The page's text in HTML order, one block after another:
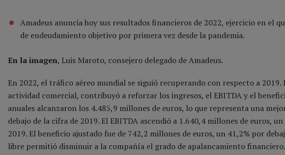
Amadeus anuncia hoy sus resultados financieros de 2022, ejercicio en el
de endeudamiento objetivo por primera vez desde la pandemia.
En la imagen, Luis Maroto, consejero delegado de Amadeus.
En 2022, el tráfico aéreo mundial se siguió recuperando con respecto a
actividad comercial, contribuyó a reforzar los ingresos, el EBITDA y el
anuales alcanzaron los 4.485,9 millones de euros, lo que representa una
debajo de la cifra de 2019. El EBITDA ascendió a 1.640,4 millones de euros,
2019. El beneficio ajustado fue de 742,2 millones de euros, un 41,2% por
libre permitió disminuir a la compañía el grado de apalancamiento